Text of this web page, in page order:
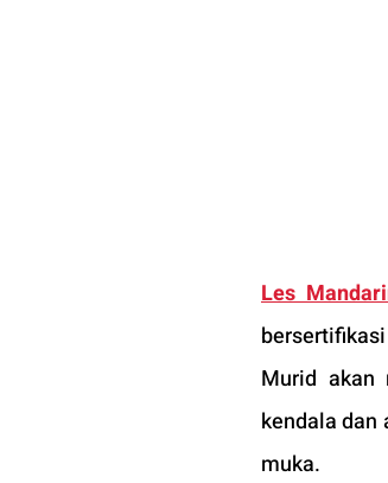
Les
Murid akan
kendala dan
muka.